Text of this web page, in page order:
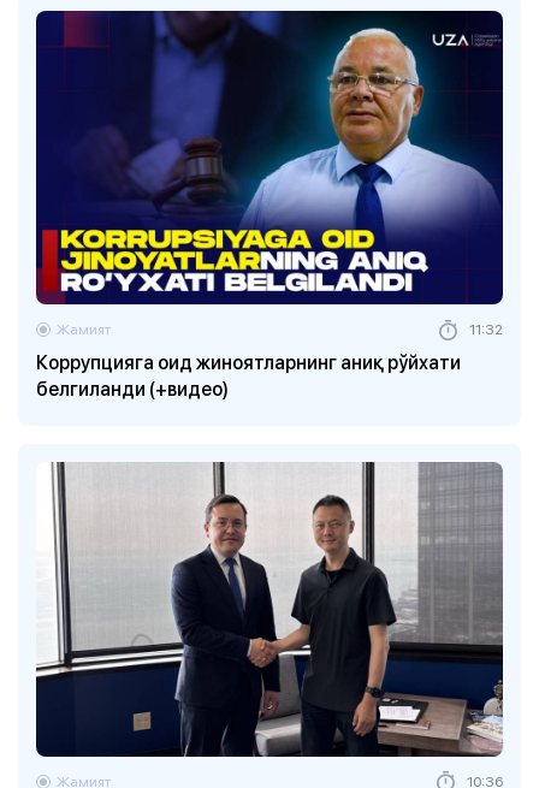
Коррупцияга оид жиноятларнинг аниқ рўйхати
белгиланди (+видео)
Жамият 11:32
Жамият 10:36